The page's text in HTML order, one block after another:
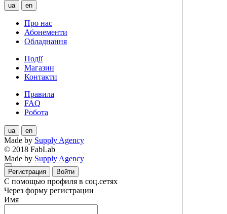
ua en
Про нас
Абонементи
Обладнання
Події
Магазин
Контакти
Правила
FAQ
Робота
ua en
Made by Supply Agency
© 2018 FabLab
Made by Supply Agency
Регистрация Войти
С помощью профиля в соц.сетях
Через форму регистрации
Имя